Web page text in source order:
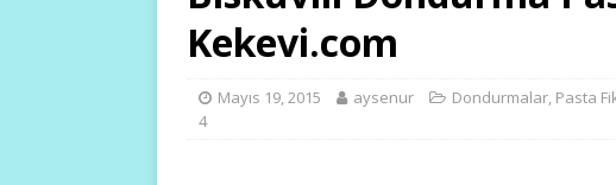
Kekevi.com
Mayıs 19, 2015 aysenur Dondurmalar, Pasta
4